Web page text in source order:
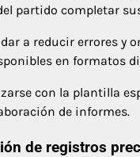
partido completar
a reducir errores y
en formatos
con la plantilla
de informes.
de registros